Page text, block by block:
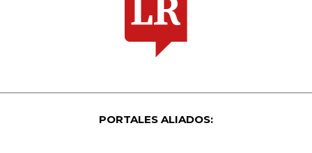
PORTALES ALIADOS: